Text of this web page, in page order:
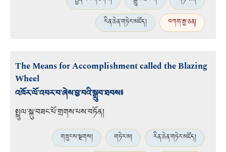
རིན་ཆེན་གཏེར་མཛོད།
བཀག་རྒྱ་ཅན།
The Means for Accomplishment called the Blazing
Wheel
འཁོར་ལོ་འབར་བ་ཞེས་བྱ་བའི་སྒྲུབ་ཐབས༔
སྤྲུལ་སྐུ་བཟང་པོ་གྲགས་པས་བཏོན།
གཟུངས་སྔགས། གཏེར་མ།
རིན་ཆེན་གཏེར་མཛོད།